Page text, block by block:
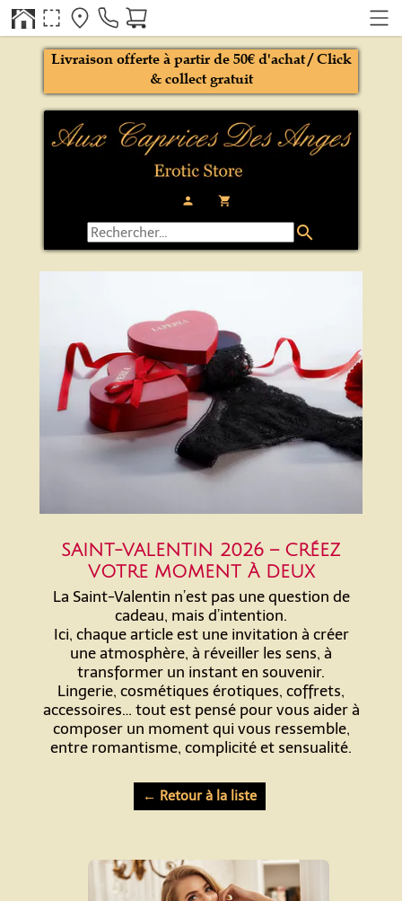
person local_grocery_store
Livraison offerte à partir de 50€ d'achat / Click
& collect gratuit
search
SAINT-VALENTIN 2026 – CRÉEZ
VOTRE MOMENT À DEUX
La Saint-Valentin n’est pas une question de
cadeau, mais d’intention.
Ici, chaque article est une invitation à créer
une atmosphère, à réveiller les sens, à
transformer un instant en souvenir.
Lingerie, cosmétiques érotiques, coffrets,
accessoires… tout est pensé pour vous aider à
composer un moment qui vous ressemble,
entre romantisme, complicité et sensualité.
← Retour à la liste